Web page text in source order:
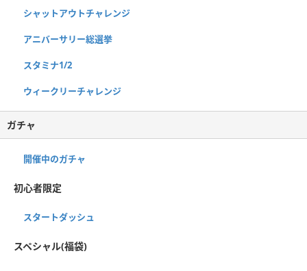
シャットアウトチャレンジ
アニバーサリー総選挙
スタミナ1/2
ウィークリーチャレンジ
ガチャ
開催中のガチャ
初心者限定
スタートダッシュ
スペシャル(福袋)